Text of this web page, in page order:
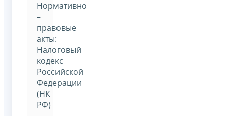
Нормативно
–
правовые
акты:
Налоговый
кодекс
Российской
Федерации
(НК
РФ)